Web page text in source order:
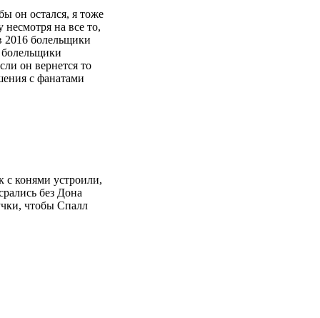
он остался, я тоже
на все то,
2016 болельщики
болельщики
он вернется то
с фанатами
с конями устроили,
без Дона
чтобы Спалл